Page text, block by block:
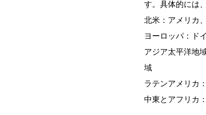
す。具体的には
北米：アメリカ
ヨーロッパ：ド
アジア太平洋地
域
ラテンアメリカ
中東とアフリカ